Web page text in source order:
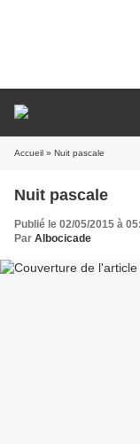
Accueil » Nuit pascale
Nuit pascale
Publié le 02/05/2015 à
Par Albocicade